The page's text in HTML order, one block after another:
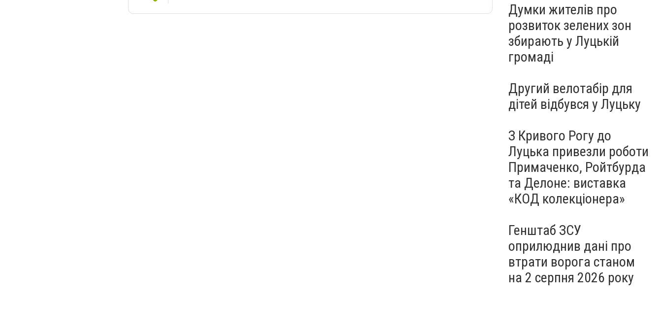
Думки жителів про
розвиток зелених зон
збирають у Луцькій
громаді
Другий велотабір для
дітей відбувся у Луцьку
З Кривого Рогу до
Луцька привезли роботи
Примаченко, Ройтбурда
та Делоне: виставка
«КОД колекціонера»
Генштаб ЗСУ
оприлюднив дані про
втрати ворога станом
на 2 серпня 2026 року